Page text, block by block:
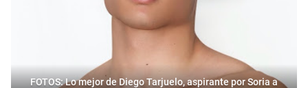
FOTOS: Lo mejor de Diego Tarjuelo, aspirante por Soria a